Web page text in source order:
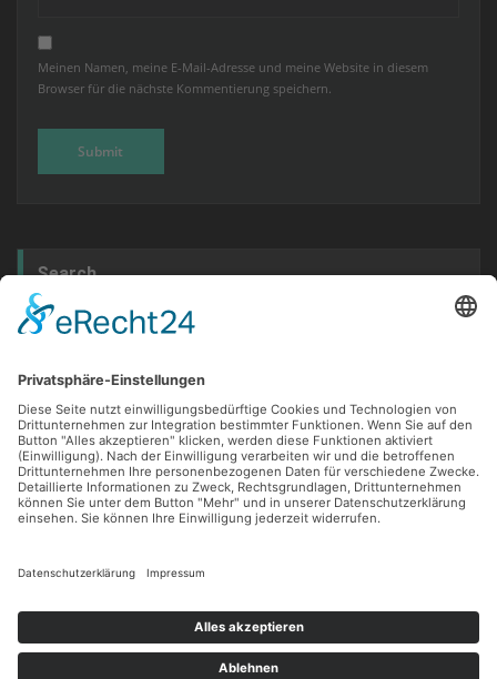
Meinen Namen, meine E-Mail-Adresse und meine Website in diesem
Browser für die nächste Kommentierung speichern.
Search
Archives
Dezember 2024